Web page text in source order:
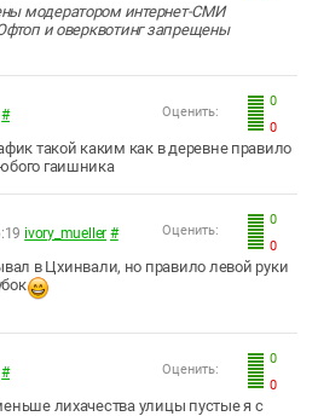
модератором интернет-СМИ
и оверквотинг запрещены
0
0
Оценить:
#
такой каким как в деревне правило
гаишника
0
0
Оценить:
ivory_mueller #
в Цхинвали, но правило левой руки
0
0
Оценить:
#
лихачества улицы пустые я с